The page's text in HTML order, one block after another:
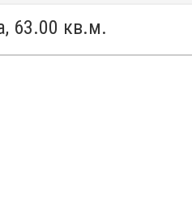
63.00 кв.м.